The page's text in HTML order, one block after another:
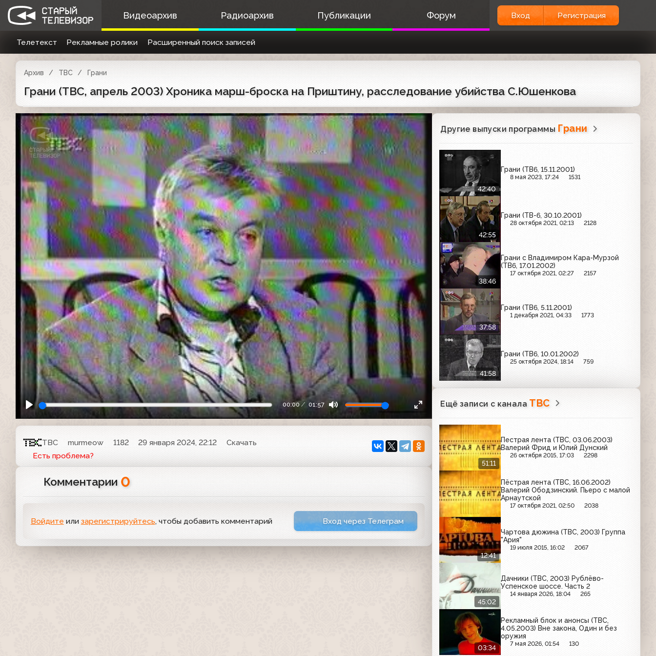
Видеоархив Радиоархив Публикации Форум Вход Регистрация
Телетекст Рекламные ролики Расширенный поиск записей
Архив ТВС Грани
Грани (ТВС, апрель 2003) Хроника марш-броска на Приштину, расследование убийства С.Юшенкова
00:00 01:57
ТВС murmeow 1182 29 января 2024, 22:12
Скачать
Есть проблема?
Комментарии 0
Войдите или зарегистрируйтесь, чтобы добавить комментарий Вход через Телеграм
Другие выпуски программы Грани
42:40
Грани (ТВ6, 15.11.2001)
8 мая 2023, 17:24 1531
42:55
Грани (ТВ-6, 30.10.2001)
28 октября 2021, 02:13 2128
38:46
Грани с Владимиром Кара-Мурзой
(ТВ6, 17.01.2002)
17 октября 2021, 02:27 2157
37:58
Грани (ТВ6, 5.11.2001)
1 декабря 2021, 04:33 1773
41:58
Грани (ТВ6, 10.01.2002)
25 октября 2024, 18:14 759
Ещё записи с канала ТВС
51:11
Пестрая лента (ТВС, 03.06.2003)
Валерий Фрид и Юлий Дунский
26 октября 2015, 17:03 2298
Пёстрая лента (ТВС, 16.06.2002)
Валерий Ободзинский. Пьеро с малой
Арнаутской
17 октября 2021, 02:50 2038
12:41
Чартова дюжина (ТВС, 2003) Группа
"Ария"
19 июля 2015, 16:02 2067
45:02
Дачники (ТВС, 2003) Рублёво-
Успенское шоссе. Часть 2
14 января 2026, 18:04 265
03:34
Рекламный блок и анонсы (ТВС,
4.05.2003) Вне закона, Один и без
оружия
7 мая 2026, 01:54 130